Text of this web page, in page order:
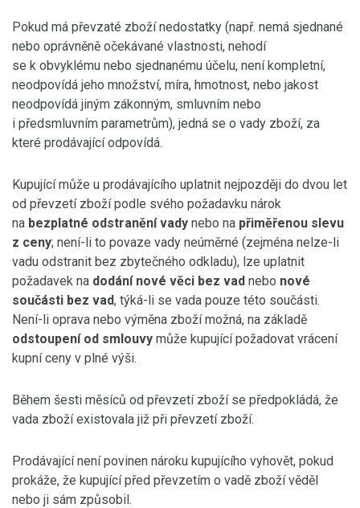
Pokud má převzaté zboží nedostatky (např. nemá sjednané
nebo oprávněně očekávané vlastnosti, nehodí
se k obvyklému nebo sjednanému účelu, není kompletní,
neodpovídá jeho množství, míra, hmotnost, nebo jakost
neodpovídá jiným zákonným, smluvním nebo
i předsmluvním parametrům), jedná se o vady zboží, za
které prodávající odpovídá.
Kupující může u prodávajícího uplatnit nejpozději do dvou let
od převzetí zboží podle svého požadavku nárok
na bezplatné odstranění vady nebo na přiměřenou slevu
z ceny; není-li to povaze vady neúměrné (zejména nelze-li
vadu odstranit bez zbytečného odkladu), lze uplatnit
požadavek na dodání nové věci bez vad nebo nové
součásti bez vad, týká-li se vada pouze této součásti.
Není-li oprava nebo výměna zboží možná, na základě
odstoupení od smlouvy může kupující požadovat vrácení
kupní ceny v plné výši.
Během šesti měsíců od převzetí zboží se předpokládá, že
vada zboží existovala již při převzetí zboží.
Prodávající není povinen nároku kupujícího vyhovět, pokud
prokáže, že kupující před převzetím o vadě zboží věděl
nebo ji sám způsobil.